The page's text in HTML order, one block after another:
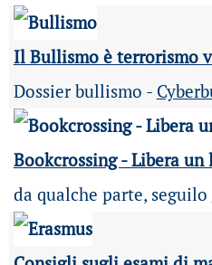
Il Bullismo è terrorismo
Dossier bullismo -
Bookcrossing - Libera un
da qualche parte, seguilo